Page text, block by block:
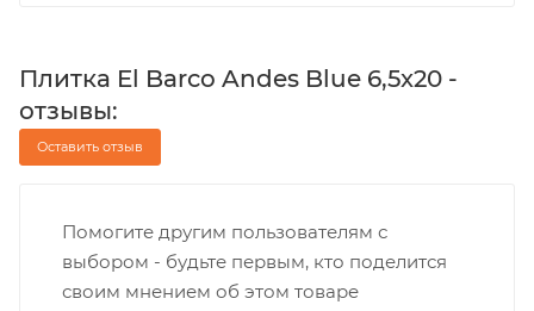
Плитка El Barco Andes Blue 6,5x20 -
отзывы:
Оставить отзыв
Помогите другим пользователям с
выбором - будьте первым, кто поделится
своим мнением об этом товаре